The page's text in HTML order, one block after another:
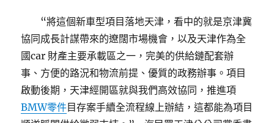
“將這個新車型項目落地天津，看中的就是京津冀
協同成長計謀帶來的遼闊市場機會，以及天津作為全
國car 財產主要承載區之一，完美的供給鏈配套辦
事、方便的路況和物流前提、優質的政務辦事。項目
啟動後期，天津經開區就與我們高效協同，推進項
BMW零件目存案手續全流程線上辦結，這都能為項目